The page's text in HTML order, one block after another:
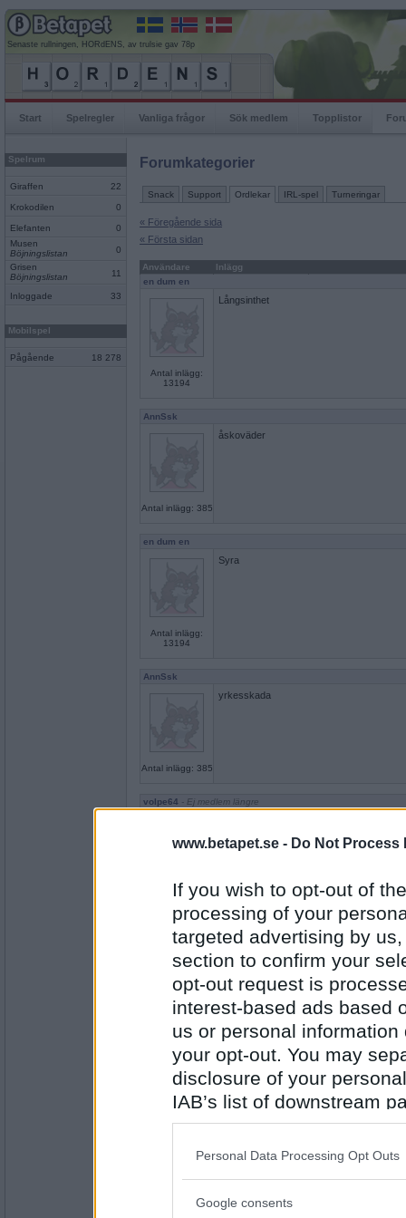
www.betapet.se - Do Not Process
If you wish to opt-out of
processing of your
targeted advertising by
section to confirm your
opt-out request is
interest-based ads based
us or personal
your opt-out. You may
disclosure of your
IAB’s list of downstream
also be disclosed by us
Downstream Participants
Please note that this
Personal Data Processing Opt Outs
Google consents
Senaste rullningen, HORdENS, av trulsie gav 78p
Start Spelregler Vanliga frågor Sök medlem Topplistor
Spelrum
Giraffen 22
Krokodilen 0
Elefanten
0
Musen
Böjningslistan
0
Grisen
Böjningslistan
11
Inloggade 33
Mobilspel
Pågående 18 278
Forumkategorier
Snack Support Ordlekar IRL-spel Turneringar
« Föregående sida
« Första sidan
Användare
Inlägg
en dum en
Antal inlägg:
13194
Långsinthet
AnnSsk
Antal inlägg: 385
åskoväder
en dum en
Antal inlägg:
13194
Syra
AnnSsk
Antal inlägg: 385
yrkesskada
volpe64 - Ej medlem längre
Antal inlägg: 413
27944
Antal inlägg: 146
november
- Ej medlem längre